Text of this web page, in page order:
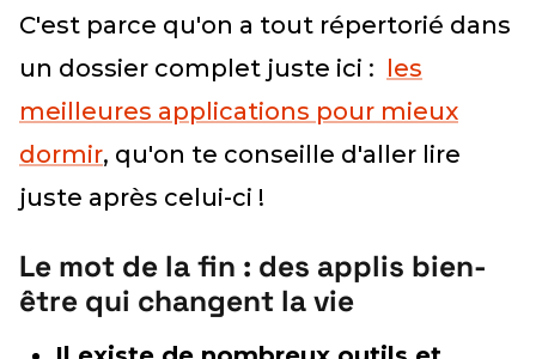
C'est parce qu'on a tout répertorié dans
un dossier complet juste ici : les
meilleures applications pour mieux
dormir, qu'on te conseille d'aller lire
juste après celui-ci !
Le mot de la fin : des applis bien-
être qui changent la vie